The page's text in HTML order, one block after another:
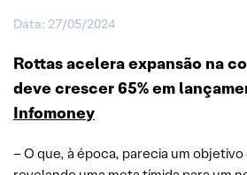
Data: 27/05/2024
Rottas acelera expansão na
deve crescer 65% em
Infomoney
– O que, à época, parecia um